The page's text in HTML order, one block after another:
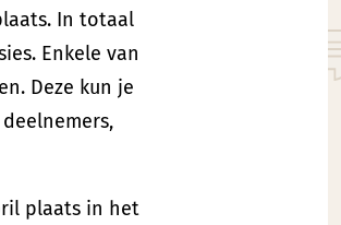
In totaal
Enkele van
Deze kun je
plaats in het